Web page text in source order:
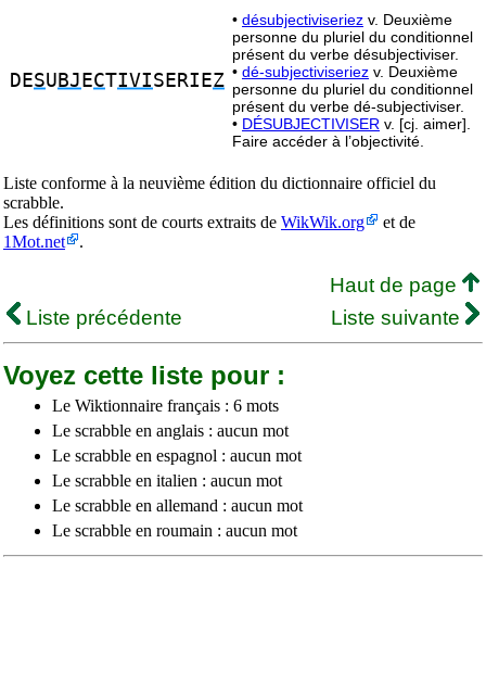
DESU BJ ECTIVISERIEZ
• désubjectiviseriez v. Deuxième
personne du pluriel du conditionnel
présent du verbe désubjectiviser.
• dé-subjectiviseriez v. Deuxième
personne du pluriel du conditionnel
présent du verbe dé-subjectiviser.
• DÉSUBJECTIVISER v. [cj. aimer].
Faire accéder à l’objectivité.
Liste conforme à la neuvième édition du dictionnaire officiel du
scrabble.
Les définitions sont de courts extraits de WikWik.org
et de
1Mot.net
.
Haut de page
Liste précédente
Liste suivante
Voyez cette liste pour :
Le Wiktionnaire français : 6 mots
Le scrabble en anglais : aucun mot
Le scrabble en espagnol : aucun mot
Le scrabble en italien : aucun mot
Le scrabble en allemand : aucun mot
Le scrabble en roumain : aucun mot